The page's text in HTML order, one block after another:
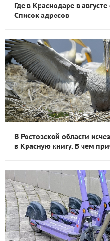
Где в Краснодаре в
Список адресов
В Ростовской области
в Красную книгу. В чем